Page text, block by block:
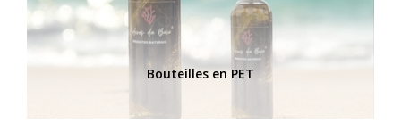
Bouteilles en PET